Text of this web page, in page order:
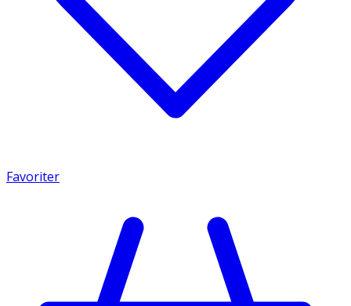
Favoriter